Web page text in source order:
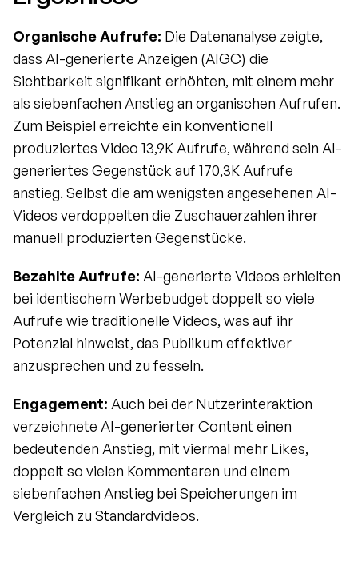
Organische Aufrufe: Die Datenanalyse zeigte,
dass AI-generierte Anzeigen (AIGC) die
Sichtbarkeit signifikant erhöhten, mit einem mehr
als siebenfachen Anstieg an organischen Aufrufen.
Zum Beispiel erreichte ein konventionell
produziertes Video 13,9K Aufrufe, während sein AI-
generiertes Gegenstück auf 170,3K Aufrufe
anstieg. Selbst die am wenigsten angesehenen AI-
Videos verdoppelten die Zuschauerzahlen ihrer
manuell produzierten Gegenstücke.
Bezahlte Aufrufe: AI-generierte Videos erhielten
bei identischem Werbebudget doppelt so viele
Aufrufe wie traditionelle Videos, was auf ihr
Potenzial hinweist, das Publikum effektiver
anzusprechen und zu fesseln.
Engagement: Auch bei der Nutzerinteraktion
verzeichnete AI-generierter Content einen
bedeutenden Anstieg, mit viermal mehr Likes,
doppelt so vielen Kommentaren und einem
siebenfachen Anstieg bei Speicherungen im
Vergleich zu Standardvideos.